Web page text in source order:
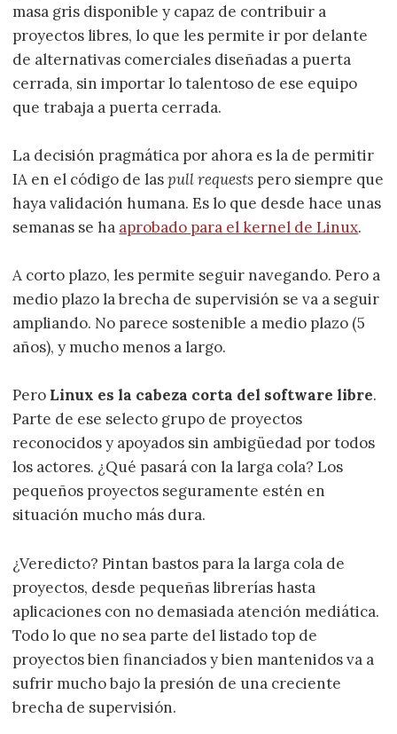
masa gris disponible y capaz de contribuir a
proyectos libres, lo que les permite ir por delante
de alternativas comerciales diseñadas a puerta
cerrada, sin importar lo talentoso de ese equipo
que trabaja a puerta cerrada.
La decisión pragmática por ahora es la de permitir
IA en el código de laspull requests pero siempre que
haya validación humana. Es lo que desde hace unas
semanas se ha aprobado para el kernel de Linux.
A corto plazo, les permite seguir navegando. Pero a
medio plazo la brecha de supervisión se va a seguir
ampliando. No parece sostenible a medio plazo (5
años), y mucho menos a largo.
Pero Linux es la cabeza corta del software libre.
Parte de ese selecto grupo de proyectos
reconocidos y apoyados sin ambigüedad por todos
los actores. ¿Qué pasará con la larga cola? Los
pequeños proyectos seguramente estén en
situación mucho más dura.
¿Veredicto? Pintan bastos para la larga cola de
proyectos, desde pequeñas librerías hasta
aplicaciones con no demasiada atención mediática.
Todo lo que no sea parte del listado top de
proyectos bien financiados y bien mantenidos va a
sufrir mucho bajo la presión de una creciente
brecha de supervisión.